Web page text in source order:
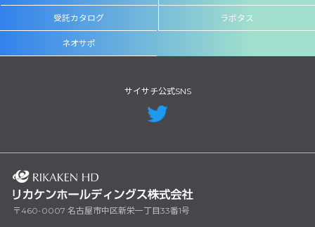
受託カタログ ラボタス
ネオサポ
サイサチ公式SNS
〒460-0007 名古屋市中区新栄一丁目33番1号